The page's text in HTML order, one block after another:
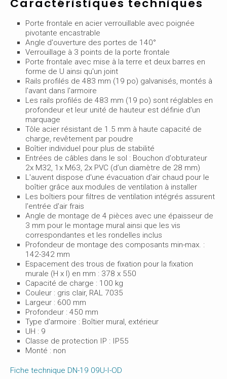
Caractéristiques techniques
Porte frontale en acier verrouillable avec poignée
pivotante encastrable
Angle d'ouverture des portes de 140°
Verrouillage à 3 points de la porte frontale
Porte frontale avec mise à la terre et deux barres en
forme de U ainsi qu'un joint
Rails profilés de 483 mm (19 po) galvanisés, montés à
l'avant dans l'armoire
Les rails profilés de 483 mm (19 po) sont réglables en
profondeur et leur unité de hauteur est définie d'un
marquage
Tôle acier résistant de 1.5 mm à haute capacité de
charge, revêtement par poudre
Boîtier individuel pour plus de stabilité
Entrées de câbles dans le sol : Bouchon d'obturateur
2x M32, 1x M63, 2x PVC (d’un diamètre de 28 mm)
L'auvent dispose d'une évacuation d'air chaud pour le
boîtier grâce aux modules de ventilation à installer
Les boîtiers pour filtres de ventilation intégrés assurent
l'entrée d'air frais
Angle de montage de 4 pièces avec une épaisseur de
3 mm pour le montage mural ainsi que les vis
correspondantes et les rondelles inclus
Profondeur de montage des composants min-max. :
142-342 mm
Espacement des trous de fixation pour la fixation
murale (H x l) en mm : 378 x 550
Capacité de charge : 100 kg
Couleur : gris clair, RAL 7035
Largeur : 600 mm
Profondeur : 450 mm
Type d'armoire : Boîtier mural, extérieur
UH : 9
Classe de protection IP : IP55
Monté : non
Fiche technique DN-19 09U-I-OD